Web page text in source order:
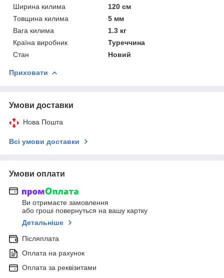
Ширина килима
120 см
Товщина килима
5 мм
Вага килима
1.3 кг
Країна виробник
Туреччина
Стан
Новий
Приховати
Умови доставки
Нова Пошта
Всі умови доставки
Умови оплати
Ви отримаєте замовлення
або гроші повернуться на вашу картку
Детальніше
Післяплата
Оплата на рахунок
Оплата за реквізитами